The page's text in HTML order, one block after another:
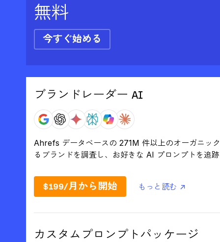
無料
今すぐ始める
ブランドレーダー AI
Ahrefs データベースの 271M 件以上のオーガニッ
るブランドを調査し、お好きな AI プロンプトを追
$199/月から開始 もっと読む ↗
カスタムプロンプトパッケージ